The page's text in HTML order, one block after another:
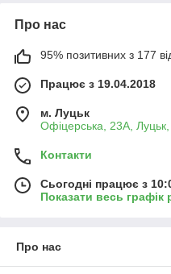
Про нас
95% позитивних з 177
Працює з 19.04.2018
м. Луцьк
Офіцерська, 23А, Луцьк,
Контакти
Сьогодні працює з
Показати весь графік
Про нас